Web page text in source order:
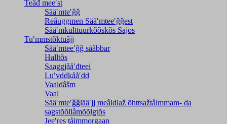
Teâđ meeʹst
Sääʹmteʹǧǧ
Reâuggmen Sääʹmteeʹǧǧest
Sääʹmkulttuurkõõskõs Sajos
Tuʹmmstõktuâjj
Sääʹmteeʹǧǧ sååbbar
Halltõs
Saaǥǥjååʹđteei
Luʹvddkååʹdd
Vaaldâšm
Vaal
Sääʹmteʹǧǧlääʹjj meâldlaž õhttsažtåimmam- da
saǥstõõllâmõõlǥtõs
Jeeʹres tåimmorgaan